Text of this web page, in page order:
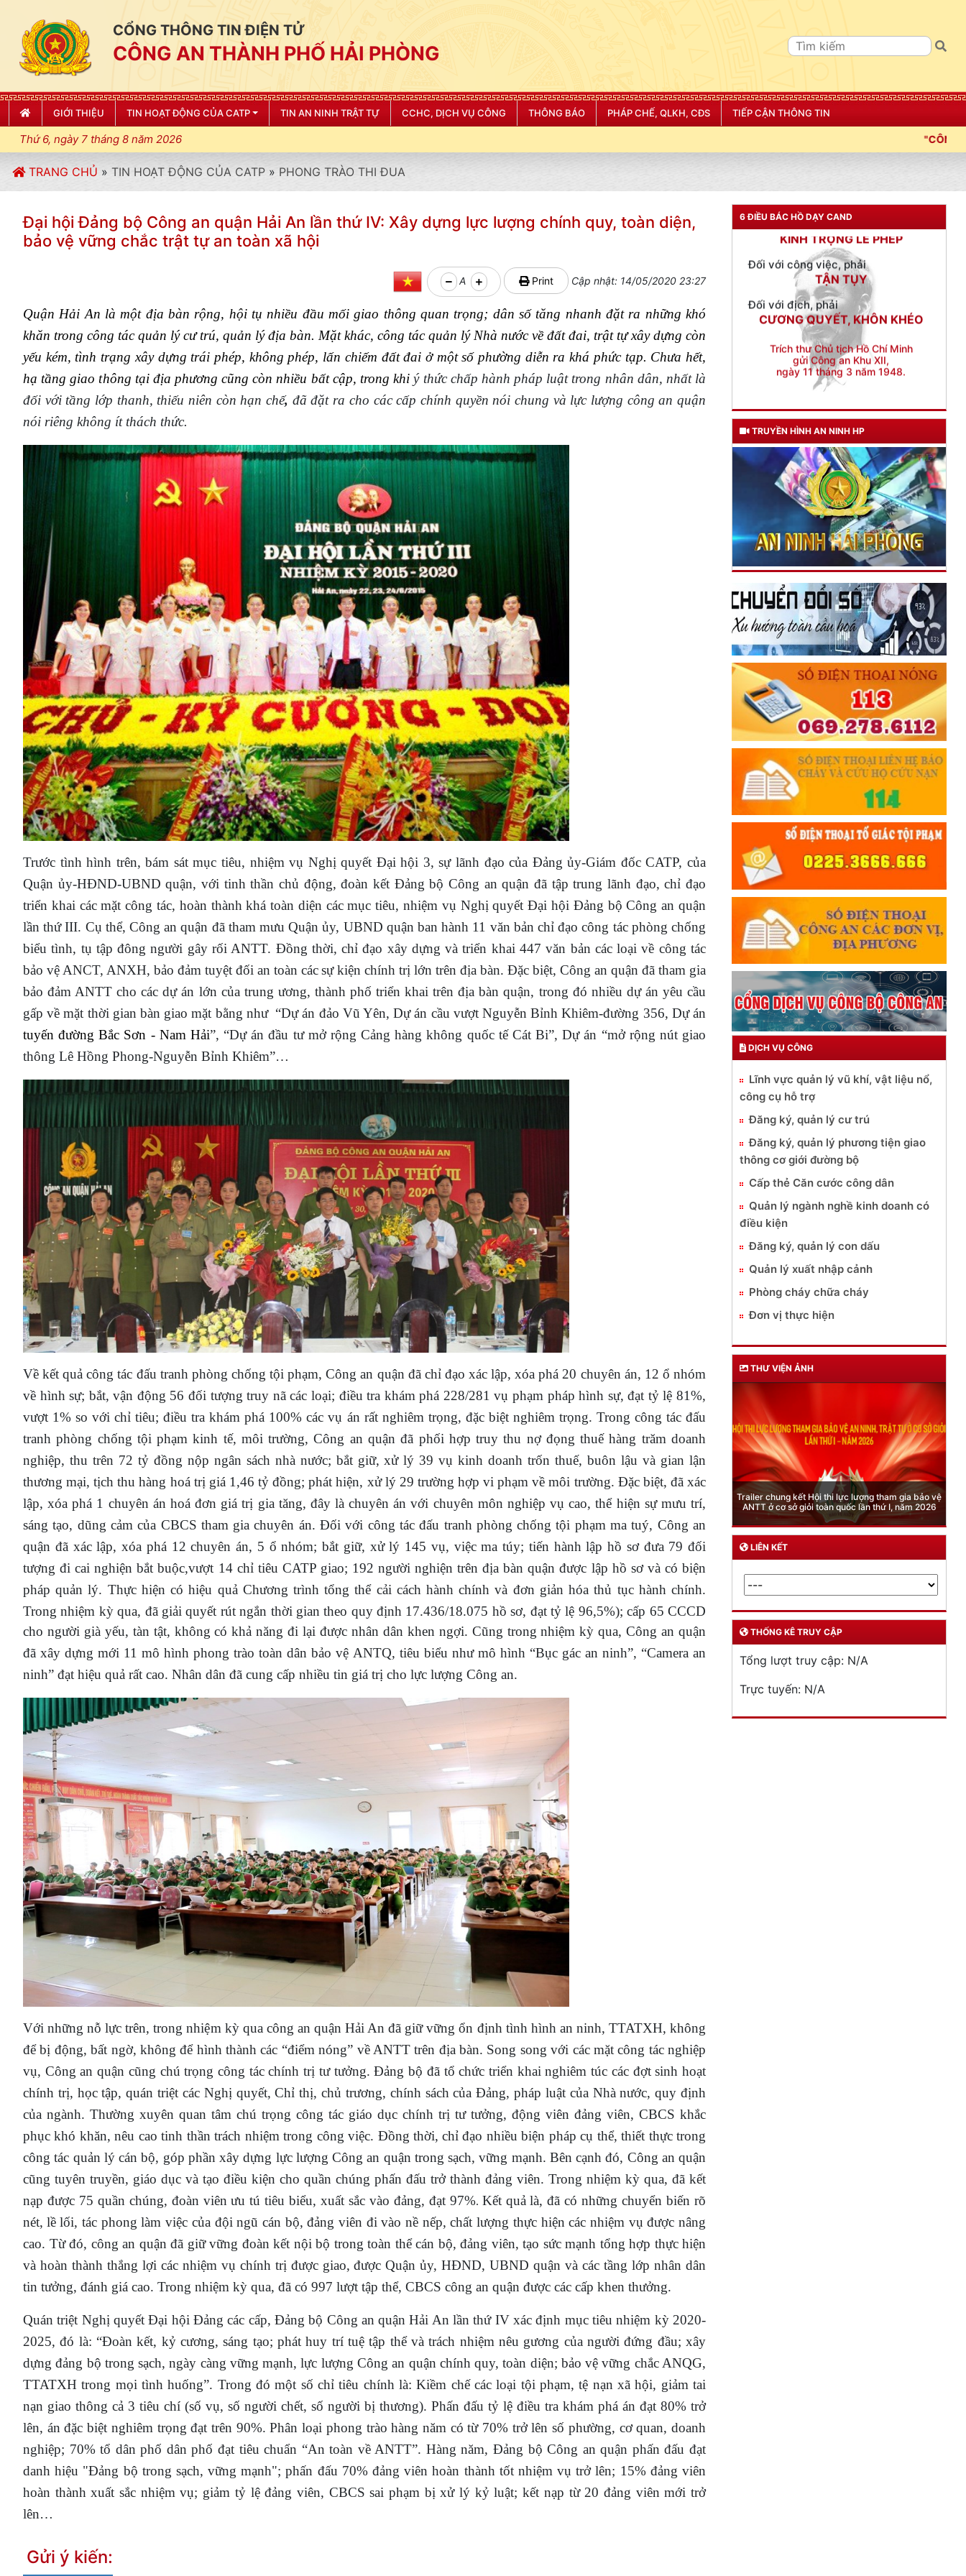
CỔNG THÔNG TIN ĐIỆN TỬ
CÔNG AN THÀNH PHỐ HẢI PHÒNG
GIỚI THIỆU TIN HOẠT ĐỘNG CỦA CATP TIN AN NINH TRẬT TỰ CCHC, DỊCH VỤ CÔNG THÔNG BÁO PHÁP CHẾ, QLKH, CĐS TIẾP CẬN THÔNG TIN
Thứ 6, ngày 7 tháng 8 năm 2026 "CÔNG AN THÀNH PHỐ HẢI PHÒNG SIẾT
TRANG CHỦ » TIN HOẠT ĐỘNG CỦA CATP » PHONG TRÀO THI ĐUA
Đại hội Đảng bộ Công an quận Hải An lần thứ IV: Xây dựng lực lượng chính quy, toàn diện,
bảo vệ vững chắc trật tự an toàn xã hội
A Print Cập nhật: 14/05/2020 23:27
Quận Hải An là một địa bàn rộng, hội tụ nhiều đầu mối giao thông quan trọng; dân số tăng nhanh đặt ra những khó
khăn trong công tác quản lý cư trú, quản lý địa bàn. Mặt khác, công tác quản lý Nhà nước về đất đai, trật tự xây dựng còn
yếu kém, tình trạng xây dựng trái phép, không phép, lấn chiếm đất đai ở một số phường diễn ra khá phức tạp. Chưa hết,
hạ tầng giao thông tại địa phương cũng còn nhiều bất cập, trong khi ý thức chấp hành pháp luật trong nhân dân, nhất là
đối với tầng lớp thanh, thiếu niên còn hạn chế, đã đặt ra cho các cấp chính quyền nói chung và lực lượng công an quận
nói riêng không ít thách thức.
Trước tình hình trên, bám sát mục tiêu, nhiệm vụ Nghị quyết Đại hội 3, sự lãnh đạo của Đảng ủy-Giám đốc CATP, của
Quận ủy-HĐND-UBND quận, với tinh thần chủ động, đoàn kết Đảng bộ Công an quận đã tập trung lãnh đạo, chỉ đạo
triển khai các mặt công tác, hoàn thành khá toàn diện các mục tiêu, nhiệm vụ Nghị quyết Đại hội Đảng bộ Công an quận
lần thứ III. Cụ thể, Công an quận đã tham mưu Quận ủy, UBND quận ban hành 11 văn bản chỉ đạo công tác phòng chống
biểu tình, tụ tập đông người gây rối ANTT. Đồng thời, chỉ đạo xây dựng và triển khai 447 văn bản các loại về công tác
bảo vệ ANCT, ANXH, bảo đảm tuyệt đối an toàn cácsự kiện chính trị lớn trên địa bàn. Đặc biệt, Công an quận đã tham gia
bảo đảm ANTT cho các dự án lớn của trung ương, thành phố triển khai trên địa bàn quận, trong đó nhiều dự án yêu cầu
gấp về mặt thời gian bàn giao mặt bằng như “Dự án đảo Vũ Yên, Dự án cầu vượt Nguyễn Bỉnh Khiêm-đường 356, Dự án
tuyến đường Bắc Sơn - Nam Hải”, “Dự án đầu tư mở rộng Cảng hàng không quốc tế Cát Bi”, Dự án “mở rộng nút giao
thông Lê Hồng Phong-Nguyễn Bỉnh Khiêm”…
Về kết quả công tác đấu tranh phòng chống tội phạm, Công an quận đã chỉ đạo xác lập, xóa phá 20 chuyên án, 12 ổ nhóm
về hình sự; bắt, vận động 56 đối tượng truy nã các loại; điều tra khám phá 228/281 vụ phạm pháp hình sự, đạt tỷ lệ 81%,
vượt 1% so với chỉ tiêu; điều tra khám phá 100% các vụ án rất nghiêm trọng, đặc biệt nghiêm trọng. Trong công tác đấu
tranh phòng chống tội phạm kinh tế, môi trường, Công an quận đã phối hợp truy thu nợ đọng thuế hàng trăm doanh
nghiệp, thu trên 72 tỷ đồng nộp ngân sách nhà nước; bắt giữ, xử lý 39 vụ kinh doanh trốn thuế, buôn lậu và gian lận
thương mại, tịch thu hàng hoá trị giá 1,46 tỷ đồng; phát hiện, xử lý 29 trường hợp vi phạm về môi trường. Đặc biệt, đã xác
lập, xóa phá 1 chuyên án hoá đơn giá trị gia tăng, đây là chuyên án với chuyên môn nghiệp vụ cao, thể hiện sự mưu trí,
sáng tạo, dũng cảm của CBCS tham gia chuyên án.Đối với công tácđấu tranh phòng chống tội phạm ma tuý, Công an
quận đã xác lập, xóa phá 12 chuyên án, 5 ổ nhóm; bắt giữ, xử lý 145 vụ, việc ma túy; tiến hành lập hồ sơ đưa 79 đối
tượng đi cai nghiện bắt buộc,vượt 14 chỉ tiêu CATP giao; 192 người nghiện trên địa bàn quận được lập hồ sơ và có biện
pháp quản lý. Thực hiện có hiệu quả Chương trình tổng thể cải cách hành chính và đơn giản hóa thủ tục hành chính.
Trong nhiệm kỳ qua, đã giải quyết rút ngắn thời gian theo quy định 17.436/18.075 hồ sơ, đạt tỷ lệ 96,5%); cấp 65 CCCD
cho người già yếu, tàn tật, không có khả năng đi lại được nhân dân khen ngợi. Cũng trong nhiệm kỳ qua, Công an quận
đã xây dựng mới 11 mô hình phong trào toàn dân bảo vệ ANTQ, tiêu biểu như mô hình “Bục gác an ninh”, “Camera an
ninh” đạt hiệu quả rất cao. Nhân dân đã cung cấp nhiều tin giá trị cho lực lượng Công an.
Với những nỗ lực trên, trong nhiệm kỳ qua công an quận Hải An đã giữ vững ổn định tình hình an ninh, TTATXH, không
để bị động, bất ngờ, không để hình thành các “điểm nóng” về ANTT trên địa bàn. Song song với các mặt công tác nghiệp
vụ, Công an quận cũng chú trọng công tác chính trị tư tưởng.Đảng bộ đã tổ chức triển khai nghiêm túc các đợt sinh hoạt
chính trị, học tập, quán triệt các Nghị quyết, Chỉ thị, chủ trương, chính sách của Đảng, pháp luật của Nhà nước, quy định
của ngành. Thường xuyên quan tâm chú trọng công tác giáo dục chính trị tư tưởng, động viên đảng viên, CBCS khắc
phục khó khăn, nêu cao tinh thần trách nhiệm trong công việc. Đồng thời, chỉ đạo nhiều biện pháp cụ thể, thiết thực trong
công tác quản lý cán bộ, góp phần xây dựng lực lượng Công an quận trong sạch, vững mạnh. Bên cạnh đó, Công an quận
cũng tuyên truyền, giáo dục và tạo điều kiện cho quần chúng phấn đấu trở thành đảng viên. Trong nhiệm kỳ qua, đã kết
nạp được 75 quần chúng, đoàn viên ưu tú tiêu biểu, xuất sắc vào đảng, đạt 97%. Kết quả là, đã có những chuyển biến rõ
nét, lề lối, tác phong làm việc của đội ngũ cán bộ, đảng viên đi vào nề nếp, chất lượng thực hiện các nhiệm vụ được nâng
cao. Từ đó, công an quận đã giữ vững đoàn kết nội bộ trong toàn thể cán bộ, đảng viên, tạo sức mạnh tổng hợp thực hiện
và hoàn thành thắng lợi các nhiệm vụ chính trị được giao, được Quận ủy, HĐND, UBND quận và các tầng lớp nhân dân
tin tưởng, đánh giá cao. Trong nhiệm kỳ qua, đã có 997 lượt tập thể, CBCS công an quận được các cấp khen thưởng.
Quán triệt Nghị quyết Đại hội Đảng các cấp, Đảng bộ Công an quận Hải An lần thứ IV xác định mục tiêu nhiệm kỳ 2020-
2025, đó là: “Đoàn kết, kỷ cương, sáng tạo; phát huy trí tuệ tập thể và trách nhiệm nêu gương của người đứng đầu; xây
dựng đảng bộ trong sạch, ngày càng vững mạnh, lực lượng Công an quận chính quy, toàn diện; bảo vệ vững chắc ANQG,
TTATXH trong mọi tình huống”. Trong đó một số chỉ tiêu chính là: Kiềm chế các loại tội phạm, tệ nạn xã hội, giảm tai
nạn giao thông cả 3 tiêu chí (số vụ, số người chết, số người bị thương). Phấn đấu tỷ lệ điều tra khám phá án đạt 80% trở
lên, án đặc biệt nghiêm trọng đạt trên 90%. Phân loại phong trào hàng năm có từ 70% trở lên số phường, cơ quan, doanh
nghiệp; 70% tổ dân phố dân phố đạt tiêu chuẩn “An toàn về ANTT”. Hàng năm, Đảng bộ Công an quận phấn đấu đạt
danh hiệu "Đảng bộ trong sạch, vững mạnh"; phấn đấu 70%đảng viên hoàn thành tốt nhiệm vụ trở lên; 15% đảng viên
hoàn thành xuất sắc nhiệm vụ; giảm tỷ lệ đảng viên, CBCS sai phạm bị xử lý kỷ luật; kết nạp từ 20 đảng viên mới trở
lên…
Gửi ý kiến:
6 ĐIỀU BÁC HỒ DẠY CAND
Đối với tự mình, phải
CẦN, KIỆM, LIÊM, CHÍNH
THÂN ÁI GIÚP ĐỠ
Đối với chính phủ, phải
TẬN TỤY
Đối với địch, phải
CƯƠNG QUYẾT, KHÔN KHÉO
Trích thư Chủ tịch Hồ Chí Minh
gửi Công an Khu XII,
ngày 11 tháng 3 năm 1948.
TRUYỀN HÌNH AN NINH HP
DỊCH VỤ CÔNG
Lĩnh vực quản lý vũ khí, vật liệu nổ,
công cụ hỗ trợ
Đăng ký, quản lý cư trú
Đăng ký, quản lý phương tiện giao
thông cơ giới đường bộ
Cấp thẻ Căn cước công dân
Quản lý ngành nghề kinh doanh có
điều kiện
Đăng ký, quản lý con dấu
Quản lý xuất nhập cảnh
Phòng cháy chữa cháy
Đơn vị thực hiện
THƯ VIỆN ẢNH
Phòng Quản lý xuất nhập cảnh: Hướng dẫn những
quy định mới trong lĩnh vực xuất cảnh, nhập cảnh
của công dân việt nam từ ngày 01/7/2026
LIÊN KẾT
THỐNG KÊ TRUY CẬP
Tổng lượt truy cập: N/A
Trực tuyến: N/A